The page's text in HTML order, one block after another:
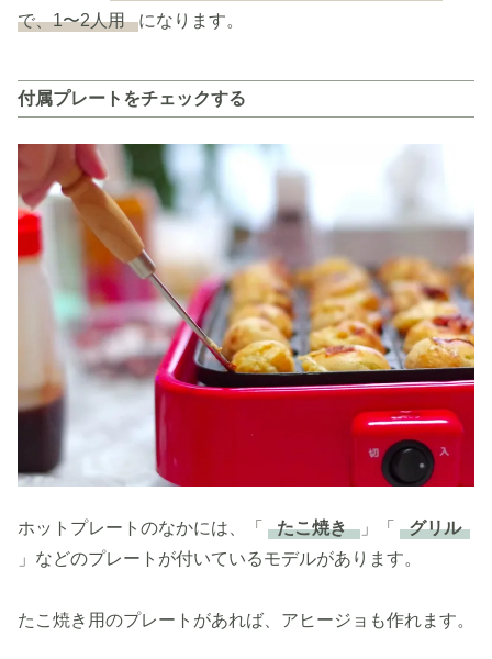
で、1〜2人用 になります。
付属プレートをチェックする
ホットプレートのなかには、「 たこ焼き 」「
グリル
」などのプレートが付いているモデルがあります。
たこ焼き用のプレートがあれば、アヒージョも作れます。